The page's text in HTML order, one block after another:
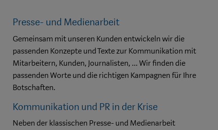
Presse- und Medienarbeit
Gemeinsam mit unseren Kunden entwickeln wir die
passenden Konzepte und Texte zur Kommunikation mit
Mitarbeitern, Kunden, Journalisten, ... Wir finden die
passenden Worte und die richtigen Kampagnen für Ihre
Botschaften.
Kommunikation und PR in der Krise
Neben der klassischen Presse- und Medienarbeit